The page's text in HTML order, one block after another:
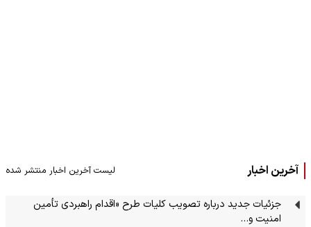
آخرین اخبار لیست آخرین اخبار منتشر شده
جزئیات جدید درباره تصویب کلیات طرح «اقدام راهبردی تأمین
امنیت و…